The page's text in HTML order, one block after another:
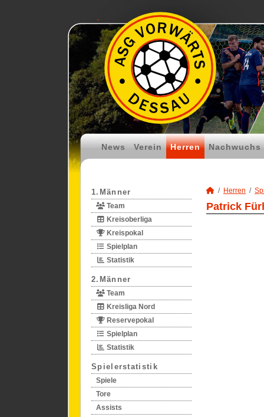
News Verein Herren Nachwuchs
1.Männer
Team
Kreisoberliga
Kreispokal
Spielplan
Statistik
2.Männer
Team
Kreisliga Nord
Reservepokal
Spielplan
Statistik
Spielerstatistik
Spiele
Tore
Assists
Herren
Patrick